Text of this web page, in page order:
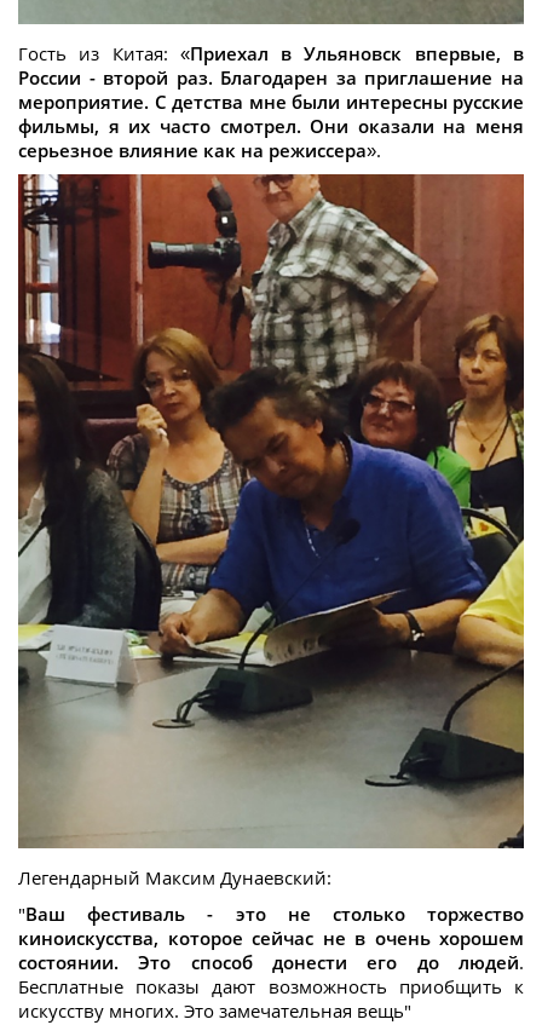
Гость из Китая: «Приехал в Ульяновск впервые, в
России - второй раз. Благодарен за приглашение на
мероприятие. С детства мне были интересны русские
фильмы, я их часто смотрел. Они оказали на меня
серьезное влияние как на режиссера».
Легендарный Максим Дунаевский:
"Ваш фестиваль - это не столько торжество
киноискусства, которое сейчас не в очень хорошем
состоянии. Это способ донести его до людей.
Бесплатные показы дают возможность приобщить к
искусству многих. Это замечательная вещь"